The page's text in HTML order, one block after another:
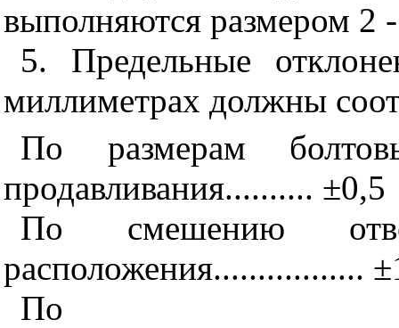
выполняются размером 2
5. Предельные
миллиметрах должны
По размерам
продавливания.......... ±0,5
По смешению
расположения.................
По